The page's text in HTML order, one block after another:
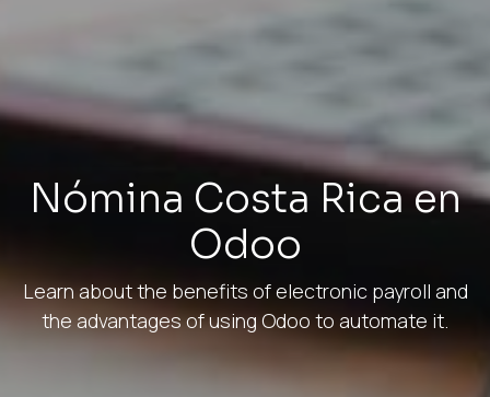
Nómina Costa Rica en
Odoo
Learn about the benefits of electronic payroll and
the advantages of using Odoo to automate it.